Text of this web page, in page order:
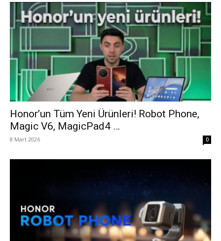
Honor’un Tüm Yeni Ürünleri! Robot Phone,
Magic V6, MagicPad4 …
8 Mart 2026 0